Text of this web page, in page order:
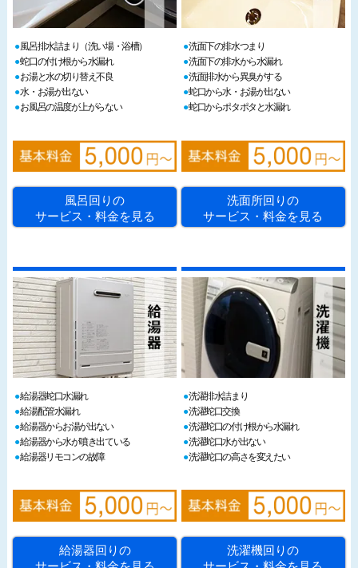
風呂排水詰まり（洗い場・浴槽）
蛇口の付け根から水漏れ
お湯と水の切り替え不良
水・お湯が出ない
お風呂の温度が上がらない
風呂回りの
サービス・料金を見る
洗面下の排水つまり
洗面下の排水から水漏れ
洗面排水から異臭がする
蛇口から水・お湯が出ない
蛇口からポタポタと水漏れ
洗面所回りの
サービス・料金を見る
給湯器蛇口水漏れ
給湯配管水漏れ
給湯器からお湯が出ない
給湯器から水が噴き出ている
給湯器リモコンの故障
給湯器回りの
洗濯排水詰まり
洗濯蛇口交換
洗濯蛇口の付け根から水漏れ
洗濯蛇口水が出ない
洗濯蛇口の高さを変えたい
洗濯機回りの